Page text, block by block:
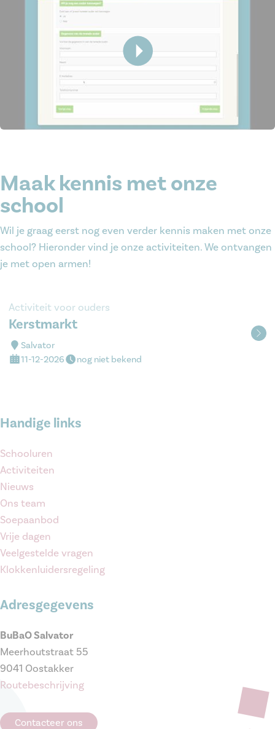
Maak kennis met onze
school
Wil je graag eerst nog even verder kennis maken met onze
school? Hieronder vind je onze activiteiten. We ontvangen
je met open armen!
Activiteit voor ouders
Kerstmarkt
Salvator
11-12-2026
nog niet bekend
Contacteer ons
Handige links
Schooluren
Activiteiten
Nieuws
Ons team
Soepaanbod
Vrije dagen
Veelgestelde vragen
Klokkenluidersregeling
Adresgegevens
BuBaO Salvator
Meerhoutstraat 55
9041 Oostakker
Routebeschrijving